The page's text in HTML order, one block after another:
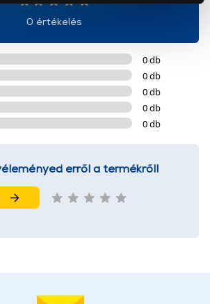
elfogadja a cookie-k használatát.
ÁSZFésAdatvédelem
0 értékelés
0 db
0 db
0 db
0 db
0 db
erről a termékről!